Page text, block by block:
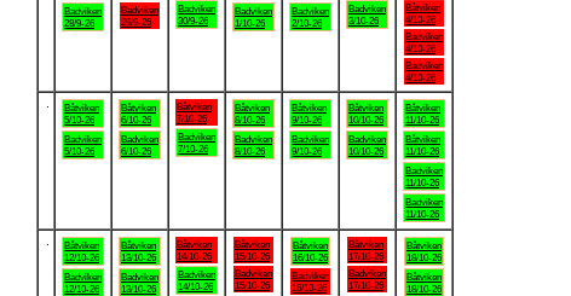
Badviken
28/9-26
Badviken
29/9-26
Badviken
30/9-26
Badviken
1/10-26
Badviken
2/10-26
Badviken
3/10-26
Båtviken
4/10-26
Badviken
4/10-26
Badviken
4/10-26
Båtviken
5/10-26
Badviken
5/10-26
Båtviken
6/10-26
Badviken
6/10-26
Båtviken
7/10-26
Badviken
7/10-26
Båtviken
8/10-26
Badviken
8/10-26
Båtviken
9/10-26
Badviken
9/10-26
Båtviken
10/10-26
Badviken
10/10-26
Båtviken
11/10-26
Båtviken
11/10-26
Badviken
11/10-26
Badviken
11/10-26
Båtviken
12/10-26
Badviken
12/10-26
Båtviken
13/10-26
Badviken
13/10-26
Båtviken
14/10-26
Badviken
14/10-26
Båtviken
15/10-26
Badviken
15/10-26
Båtviken
16/10-26
Badviken
16/10-26
Båtviken
17/10-26
Badviken
17/10-26
Båtviken
18/10-26
Båtviken
18/10-26